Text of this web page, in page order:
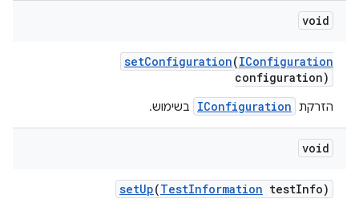
void
setConfiguration(IConfiguration
configuration)
הזרקת IConfiguration בשימוש.
void
setUp(TestInformation testInfo)